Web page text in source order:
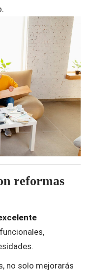
reformas
no solo mejorarás